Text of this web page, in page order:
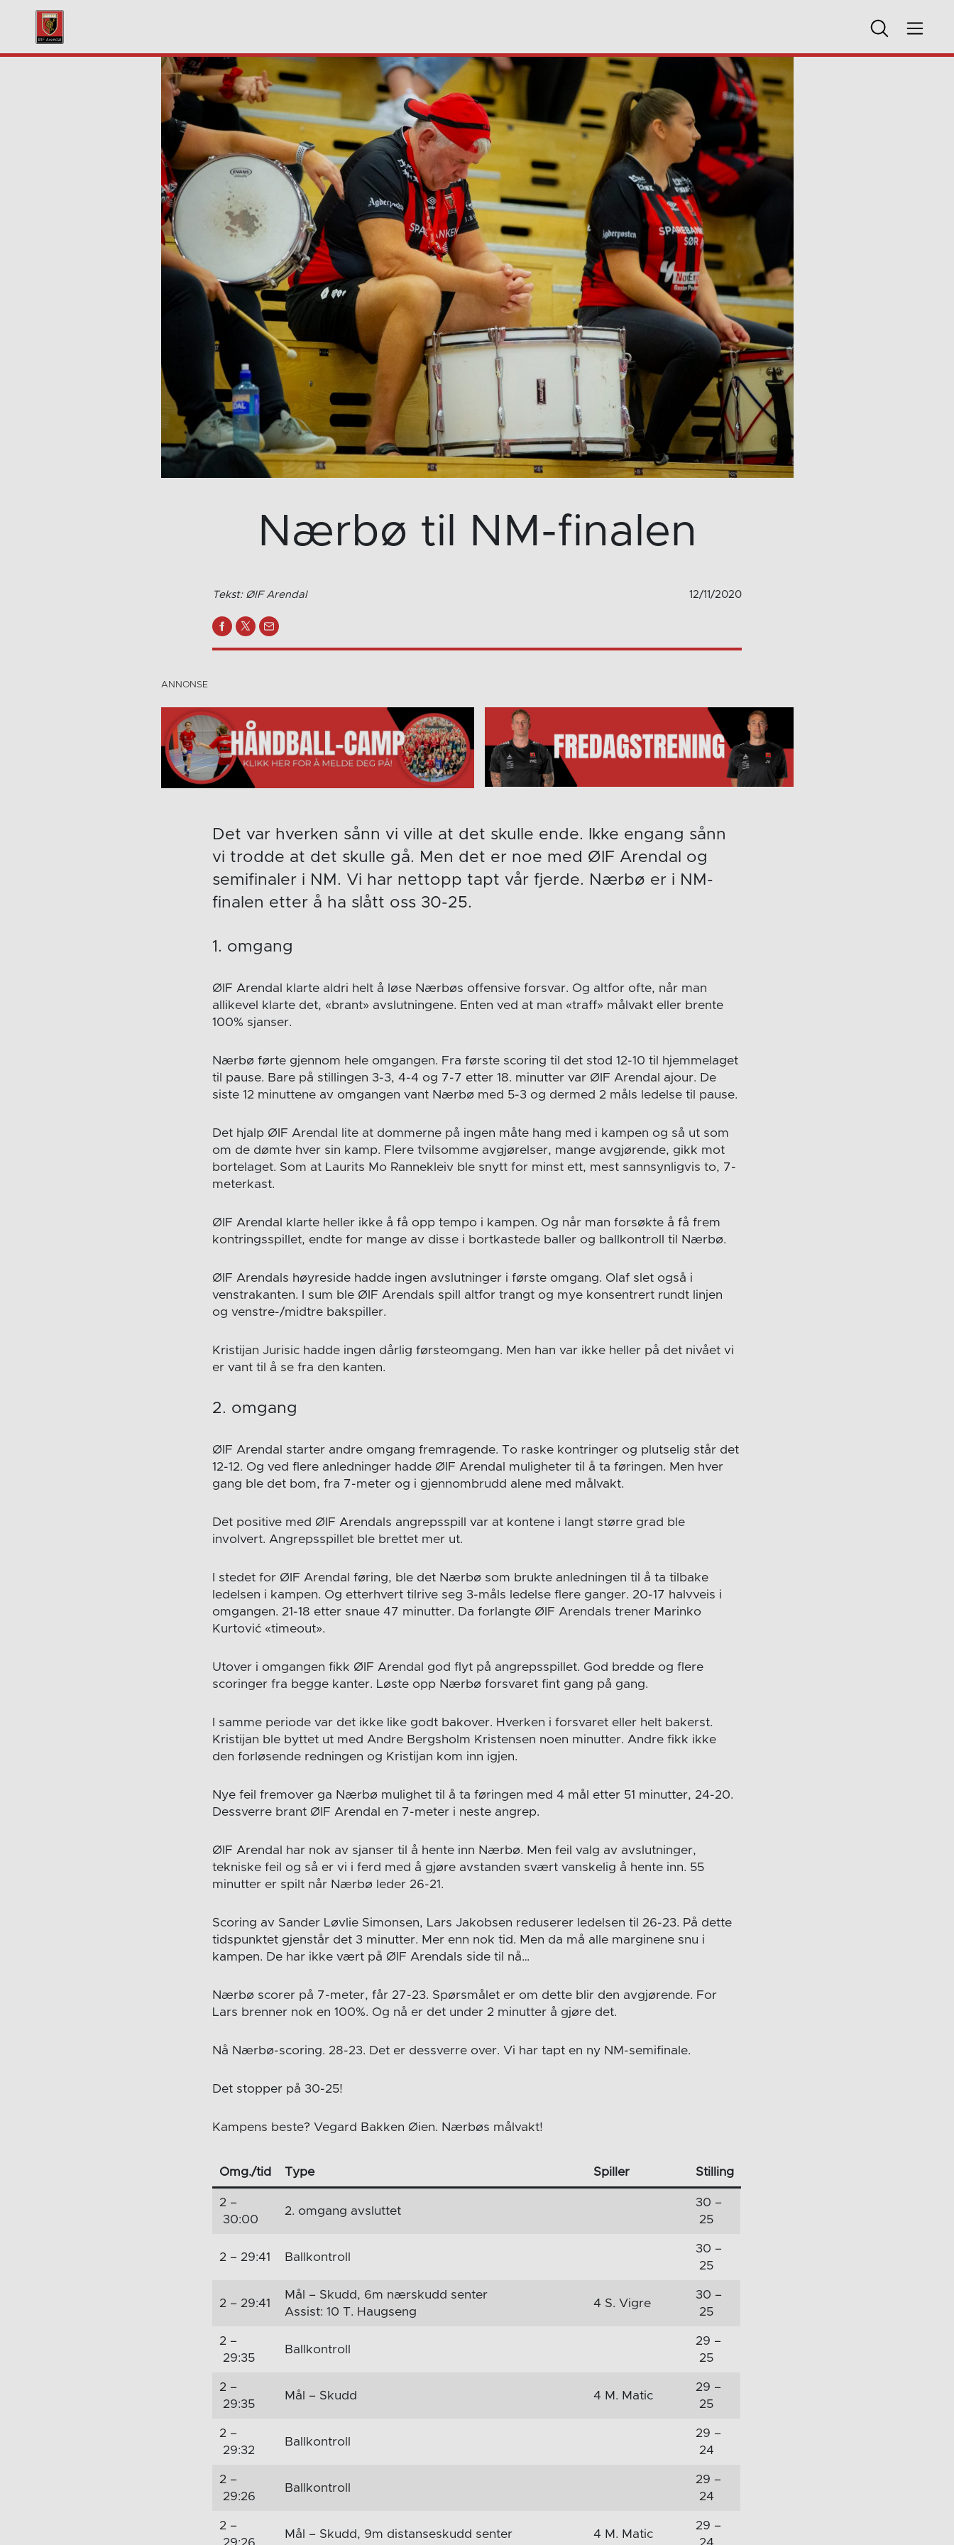
Nærbø til NM-finalen
Tekst: ØIF Arendal 12/11/2020
Det var hverken sånn vi ville at det skulle ende. Ikke engang sånn
vi trodde at det skulle gå. Men det er noe med ØIF Arendal og
semifinaler i NM. Vi har nettopp tapt vår fjerde. Nærbø er i NM-
finalen etter å ha slått oss 30-25.
1. omgang
ØIF Arendal klarte aldri helt å løse Nærbøs offensive forsvar. Og altfor ofte, når man
allikevel klarte det, «brant» avslutningene. Enten ved at man «traff» målvakt eller brente
100% sjanser.
Nærbø førte gjennom hele omgangen. Fra første scoring til det stod 12-10 til hjemmelaget
til pause. Bare på stillingen 3-3, 4-4 og 7-7 etter 18. minutter var ØIF Arendal ajour. De
siste 12 minuttene av omgangen vant Nærbø med 5-3 og dermed 2 måls ledelse til pause.
Det hjalp ØIF Arendal lite at dommerne på ingen måte hang med i kampen og så ut som
om de dømte hver sin kamp. Flere tvilsomme avgjørelser, mange avgjørende, gikk mot
bortelaget. Som at Laurits Mo Rannekleiv ble snytt for minst ett, mest sannsynligvis to, 7-
meterkast.
ØIF Arendal klarte heller ikke å få opp tempo i kampen. Og når man forsøkte å få frem
kontringsspillet, endte for mange av disse i bortkastede baller og ballkontroll til Nærbø.
ØIF Arendals høyreside hadde ingen avslutninger i første omgang. Olaf slet også i
venstrakanten. I sum ble ØIF Arendals spill altfor trangt og mye konsentrert rundt linjen
og venstre-/midtre bakspiller.
Kristijan Jurisic hadde ingen dårlig førsteomgang. Men han var ikke heller på det nivået vi
er vant til å se fra den kanten.
2. omgang
ØIF Arendal starter andre omgang fremragende. To raske kontringer og plutselig står det
12-12. Og ved flere anledninger hadde ØIF Arendal muligheter til å ta føringen. Men hver
gang ble det bom, fra 7-meter og i gjennombrudd alene med målvakt.
Det positive med ØIF Arendals angrepsspill var at kontene i langt større grad ble
involvert. Angrepsspillet ble brettet mer ut.
I stedet for ØIF Arendal føring, ble det Nærbø som brukte anledningen til å ta tilbake
ledelsen i kampen. Og etterhvert tilrive seg 3-måls ledelse flere ganger. 20-17 halvveis i
omgangen. 21-18 etter snaue 47 minutter. Da forlangte ØIF Arendals trener Marinko
Kurtović «timeout».
Utover i omgangen fikk ØIF Arendal god flyt på angrepsspillet. God bredde og flere
scoringer fra begge kanter. Løste opp Nærbø forsvaret fint gang på gang.
I samme periode var det ikke like godt bakover. Hverken i forsvaret eller helt bakerst.
Kristijan ble byttet ut med Andre Bergsholm Kristensen noen minutter. Andre fikk ikke
den forløsende redningen og Kristijan kom inn igjen.
Nye feil fremover ga Nærbø mulighet til å ta føringen med 4 mål etter 51 minutter, 24-20.
Dessverre brant ØIF Arendal en 7-meter i neste angrep.
ØIF Arendal har nok av sjanser til å hente inn Nærbø. Men feil valg av avslutninger,
tekniske feil og så er vi i ferd med å gjøre avstanden svært vanskelig å hente inn. 55
minutter er spilt når Nærbø leder 26-21.
Scoring av Sander Løvlie Simonsen, Lars Jakobsen reduserer ledelsen til 26-23. På dette
tidspunktet gjenstår det 3 minutter. Mer enn nok tid. Men da må alle marginene snu i
kampen. De har ikke vært på ØIF Arendals side til nå…
Nærbø scorer på 7-meter, får 27-23. Spørsmålet er om dette blir den avgjørende. For
Lars brenner nok en 100%. Og nå er det under 2 minutter å gjøre det.
Nå Nærbø-scoring. 28-23. Det er dessverre over. Vi har tapt en ny NM-semifinale.
Det stopper på 30-25!
Kampens beste? Vegard Bakken Øien. Nærbøs målvakt!
Omg./tid Type Spiller Stilling
2 –
30:00
2. omgang avsluttet
30 –
25
2 – 29:41 Ballkontroll
30 –
25
2 – 29:41
Mål – Skudd, 6m nærskudd senter
Assist: 10 T. Haugseng
4 S. Vigre
30 –
25
2 –
29:35
Ballkontroll
29 –
25
2 –
29:35
Mål – Skudd 4 M. Matic
29 –
25
2 –
29:32
Ballkontroll
29 –
24
2 –
29:26
Ballkontroll
29 –
24
2 –
Mål – Skudd, 9m distanseskudd senter 4 M. Matic
29 –